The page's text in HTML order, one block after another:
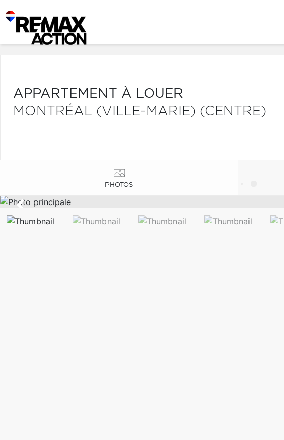
APPARTEMENT À LOUER
MONTRÉAL (VILLE-MARIE) (CENTRE)
PHOTOS